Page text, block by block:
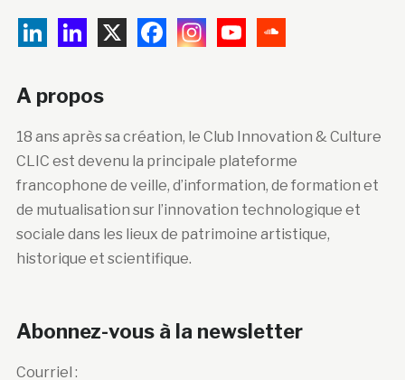
A propos
18 ans après sa création, le Club Innovation & Culture
CLIC est devenu la principale plateforme
francophone de veille, d’information, de formation et
de mutualisation sur l’innovation technologique et
sociale dans les lieux de patrimoine artistique,
historique et scientifique.
Abonnez-vous à la newsletter
Courriel :